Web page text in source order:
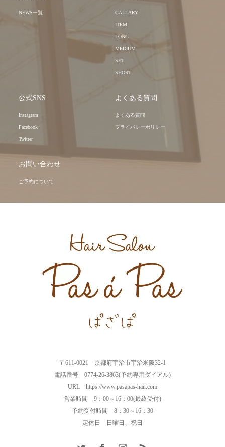
NEWS一覧 GALLARY
ITEM
LONG
MEDIUM
SET
SHORT
公式SNS
Instagram
Facebook
Twitter
よくある質問
よくある質問
プライバシーポリシー
お問い合わせ
ご予約について
〒611-0021 京都府宇治市宇治米阪32-1
電話番号 0774-26-3863(予約専用ダイアル)
URL https://www.pasapas-hair.com
営業時間 9：00～16：00(最終受付)
予約受付時間 8：30～16：30
定休日 日曜日、祝日